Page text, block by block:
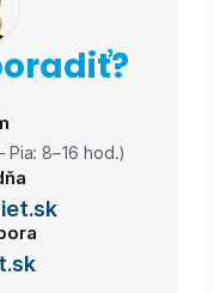
Pia: 8–16 hod.)